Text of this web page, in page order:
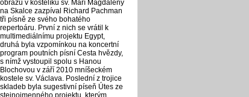
obrazů v kostelíku sv. Maří Magdalény
na Skalce zazpíval Richard Pachman
tři písně ze svého bohatého
repertoáru. První z nich se vrátil k
multimediálnímu projektu Egypt,
druhá byla vzpomínkou na koncertní
program poutních písní Cesta hvězdy,
s nímž vystoupil spolu s Hanou
Blochovou v září 2010 mníšeckém
kostele sv. Václava. Poslední z trojice
skladeb byla sugestivní píseň Útes ze
stejnojmenného projektu, kterým